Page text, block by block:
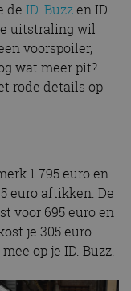
de ID. Buzzen ID.
uitstraling wil
voorspoiler,
wat meer pit?
rode details op
1.795 euro en
euro aftikken. De
voor 695 euro en
je 305 euro.
op je ID. Buzz.